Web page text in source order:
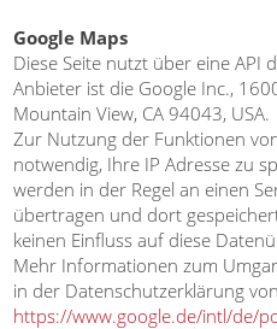
Google Maps
Diese Seite nutzt über eine API
Anbieter ist die Google Inc.,
Mountain View, CA 94043, USA.
Zur Nutzung der Funktionen
notwendig, Ihre IP Adresse zu
werden in der Regel an einen
übertragen und dort
keinen Einfluss auf diese
Mehr Informationen zum
in der Datenschutzerklärung
https://www.google.de/intl/de/